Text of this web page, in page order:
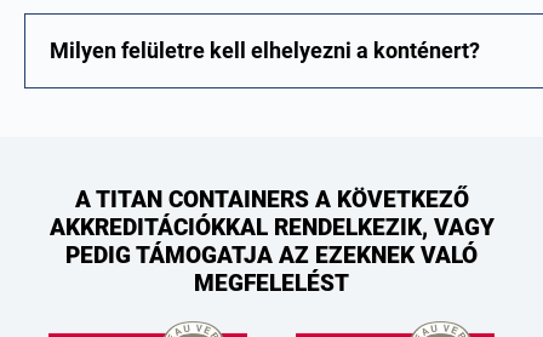
Milyen felületre kell elhelyezni a konténert?
A TITAN CONTAINERS A KÖVETKEZŐ
AKKREDITÁCIÓKKAL RENDELKEZIK, VAGY
PEDIG TÁMOGATJA AZ EZEKNEK VALÓ
MEGFELELÉST